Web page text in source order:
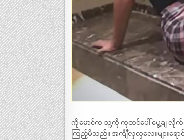
ကိုမောင်က သူ့ကို ကုတင်ပေါ် ပွေ့ချ လို
ကြည့်မိသည်။ အင်္ကျီလှလှလေးများရေ